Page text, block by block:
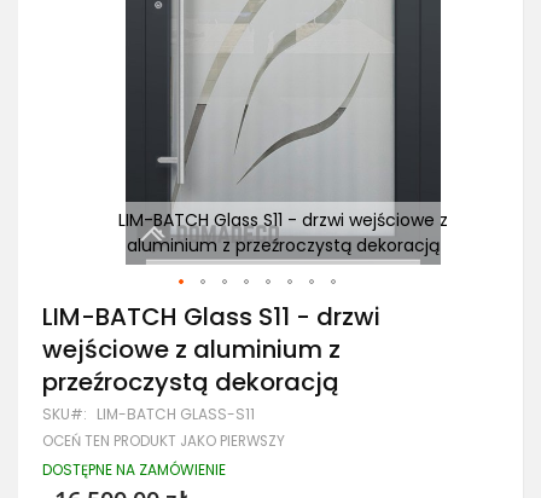
LIM-BATCH Glass S11 - drzwi wejściowe z
aluminium z przeźroczystą dekoracją
Przejdź
na
początek
galerii
LIM-BATCH Glass S11 - drzwi
wejściowe z aluminium z
przeźroczystą dekoracją
SKU LIM-BATCH GLASS-S11
OCEŃ TEN PRODUKT JAKO PIERWSZY
DOSTĘPNE NA ZAMÓWIENIE